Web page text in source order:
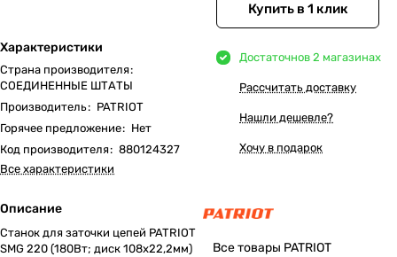
Характеристики
Страна производителя:
СОЕДИНЕННЫЕ ШТАТЫ
Производитель: PATRIOT
Горячее предложение: Нет
Код производителя: 880124327
Все характеристики
Описание
Станок для заточки цепей PATRIOT
SMG 220 (180Вт; диск 108х22,2мм)
Купить в 1 клик
Достаточнов 2 магазинах
Рассчитать доставку
Нашли дешевле?
Хочу в подарок
Все товары PATRIOT